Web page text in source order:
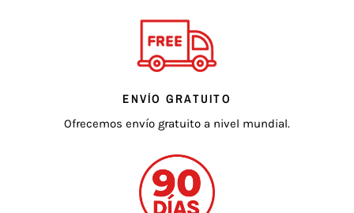
ENVÍO GRATUITO
Ofrecemos envío gratuito a nivel mundial.